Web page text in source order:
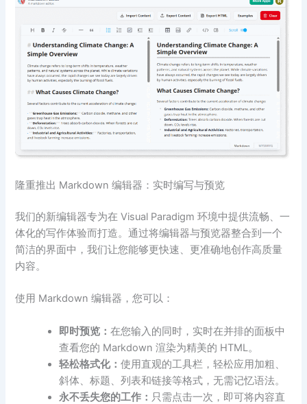
隆重推出 Markdown 编辑器：实时编写与预览
我们的新编辑器专为在 Visual Paradigm 环境中提供流畅、一
体化的写作体验而打造。通过将编辑器与预览器整合到一个
简洁的界面中，我们让您能够更快速、更准确地创作高质量
内容。
使用 Markdown 编辑器，您可以：
即时预览：在您输入的同时，实时在并排的面板中
查看您的 Markdown 渲染为精美的 HTML。
轻松格式化：使用直观的工具栏，轻松应用加粗、
斜体、标题、列表和链接等格式，无需记忆语法。
永不丢失您的工作： 只需点击一次，即可将内容直